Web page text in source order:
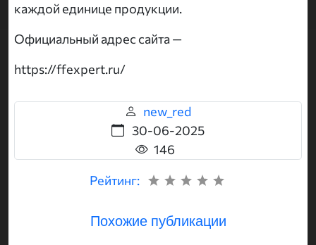
каждой единице продукции.
Официальный адрес сайта —
https://ffexpert.ru/
new_red
30-06-2025
146
Рейтинг:
Похожие публикации